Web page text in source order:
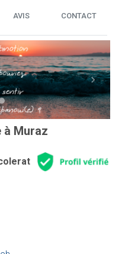
AVIS CONTACT
Next
à Muraz